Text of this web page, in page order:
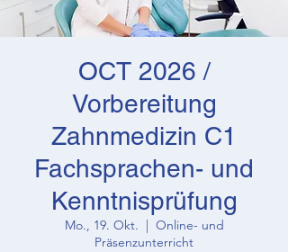
OCT 2026 /
Vorbereitung
Zahnmedizin C1
Fachsprachen- und
Kenntnisprüfung
Mo., 19. Okt.
  |
Online- und
Präsenzunterricht